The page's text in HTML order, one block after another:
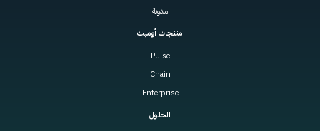
مدونة
منتجات أوميت
Pulse
Chain
Enterprise
الحلول